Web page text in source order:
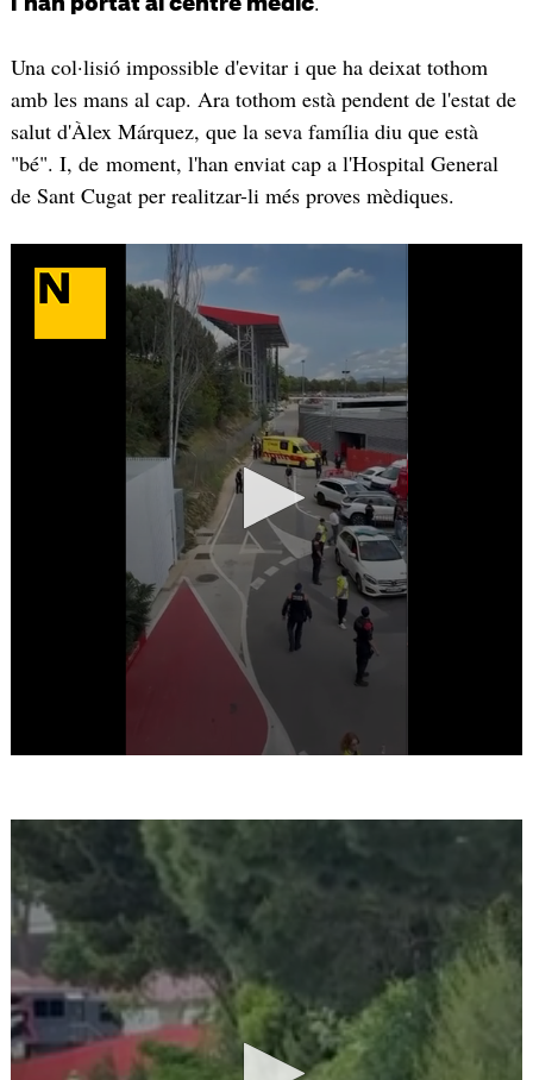
Una col·lisió impossible d'evitar i que ha deixat tothom
amb les mans al cap. Ara tothom està pendent de l'estat de
salut d'Àlex Márquez, que la seva família diu que està
"bé". I, de moment, l'han enviat cap a l'Hospital General
de Sant Cugat per realitzar-li més proves mèdiques.